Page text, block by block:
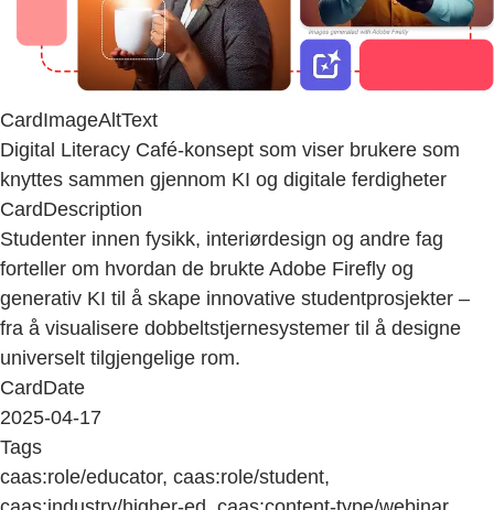
CardImageAltText
Digital Literacy Café-konsept som viser brukere som
knyttes sammen gjennom KI og digitale ferdigheter
CardDescription
Studenter innen fysikk, interiørdesign og andre fag
forteller om hvordan de brukte Adobe Firefly og
generativ KI til å skape innovative studentprosjekter –
fra å visualisere dobbeltstjernesystemer til å designe
universelt tilgjengelige rom.
CardDate
2025-04-17
Tags
caas:role/educator, caas:role/student,